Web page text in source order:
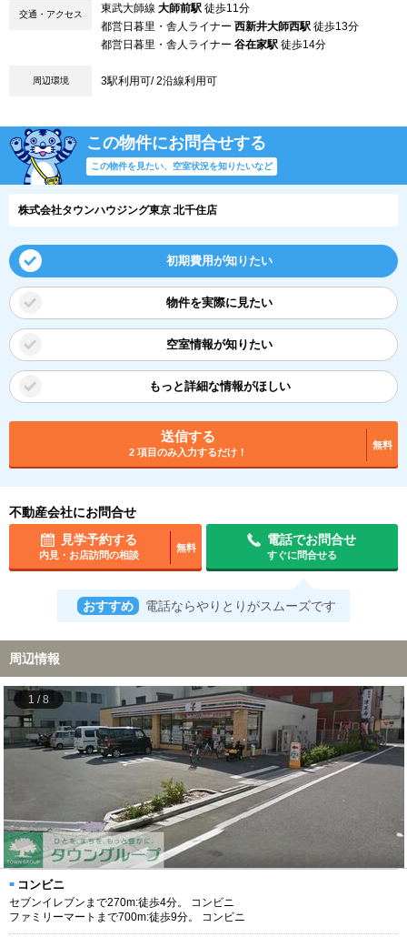
交通・アクセス 東武大師線 大師前駅 徒歩11分
都営日暮里・舎人ライナー 西新井大師西駅 徒歩13分
都営日暮里・舎人ライナー 谷在家駅 徒歩14分
周辺環境 3駅利用可/ 2沿線利用可
この物件にお問合せする
この物件を見たい、空室状況を知りたいなど
株式会社タウンハウジング東京 北千住店
初期費用が知りたい
物件を実際に見たい
空室情報が知りたい
もっと詳細な情報がほしい
送信する
2 項目のみ入力するだけ！
無料
不動産会社にお問合せ
見学予約する
内見・お店訪問の相談
無料
電話でお問合せ
すぐに問合せる
おすすめ 電話ならやりとりがスムーズです
周辺情報
1 /8
コンビニ
セブンイレブンまで270m:徒歩4分。 コンビニ
ファミリーマートまで700m:徒歩9分。 コンビニ